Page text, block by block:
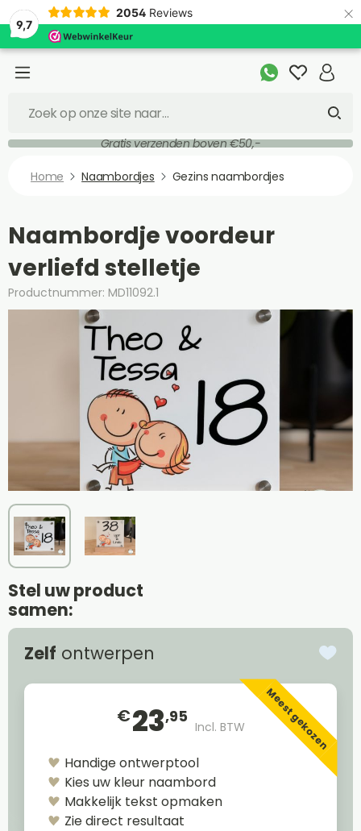
9,7
2054 Reviews ×
Gratis verzenden boven €50,-
Home Naambordjes Gezins naambordjes
Naambordje voordeur
verliefd stelletje
Productnummer: MD11092.1
Stel uw product
samen:
Zelf ontwerpen
€23,95
Incl. BTW Meest gekozen
Handige ontwerptool
Kies uw kleur naambord
Makkelijk tekst opmaken
Zie direct resultaat